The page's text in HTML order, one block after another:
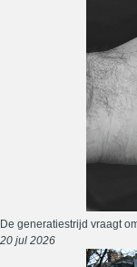
De generatiestrijd vraagt
20 jul 2026